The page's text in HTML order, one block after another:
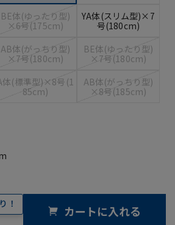
BE体(ゆったり型)
×6号(175cm)
YA体(スリム型)×7
号(180cm)
AB体(がっちり型)
×7号(180cm)
BE体(ゆったり型)
×7号(180cm)
体(標準型)×8号(1
85cm)
AB体(がっちり型)
×8号(185cm)
！ カートに入れる